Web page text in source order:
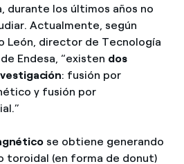
durante los últimos años no
Actualmente, según
León, director de Tecnología
Endesa, “existen dos
: fusión por
y fusión por
se obtiene generando
toroidal (en forma de donut)